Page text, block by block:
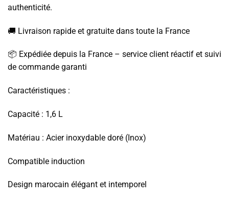
authenticité.
🚚 Livraison rapide et gratuite dans toute la France
📦 Expédiée depuis la France – service client réactif et suivi
de commande garanti
Caractéristiques :
Capacité : 1,6 L
Matériau : Acier inoxydable doré (Inox)
Compatible induction
Design marocain élégant et intemporel